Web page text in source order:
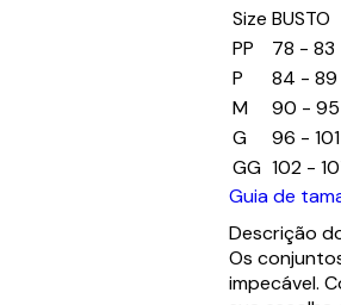
Size BUSTO
PP
78 - 83
P
84 - 89
M
90 - 95
G
96 - 101
GG 102 -
Guia de
Descrição
Os
impecável.